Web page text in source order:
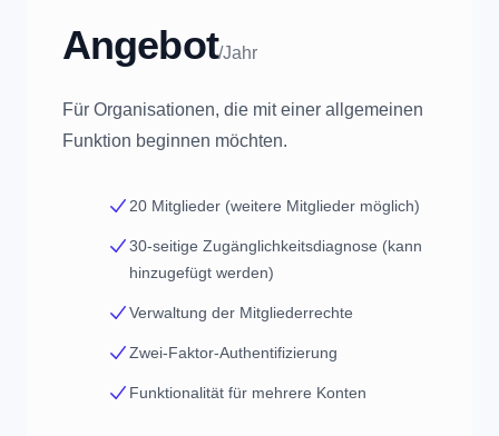
Angebot/Jahr
Für Organisationen, die mit einer allgemeinen
Funktion beginnen möchten.
20 Mitglieder (weitere Mitglieder möglich)
30-seitige Zugänglichkeitsdiagnose (kann
hinzugefügt werden)
Verwaltung der Mitgliederrechte
Zwei-Faktor-Authentifizierung
Funktionalität für mehrere Konten